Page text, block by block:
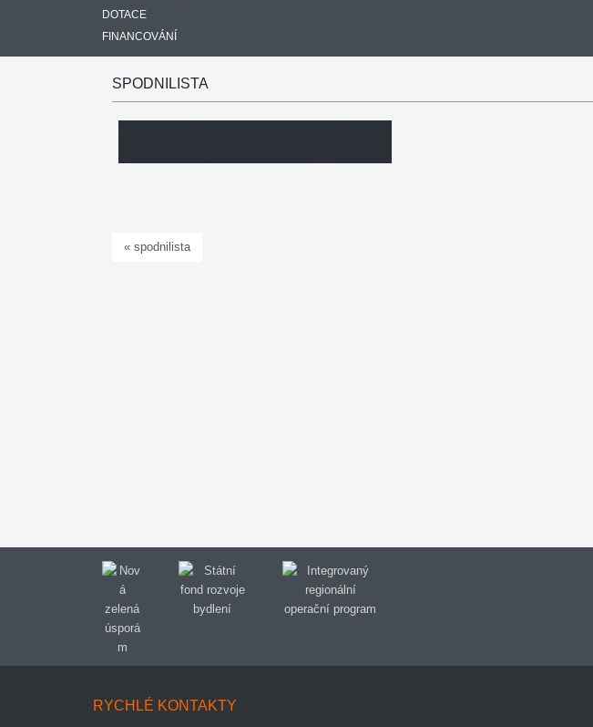
DOTACE
FINANCOVÁNÍ
SPODNILISTA
« spodnilista
RYCHLÉ KONTAKTY